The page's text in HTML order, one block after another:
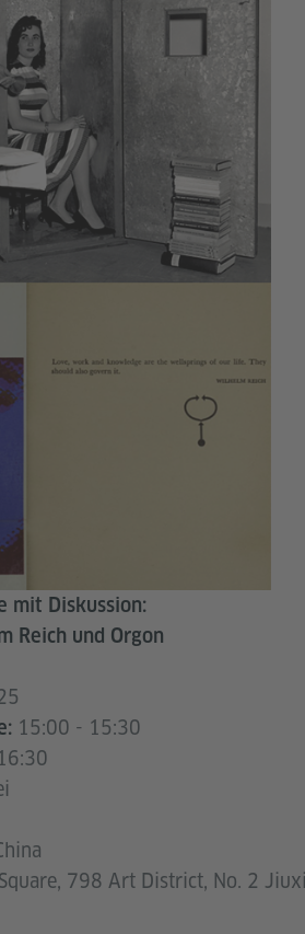
mit Diskussion:
Reich und Orgon
15:00 - 15:30
798 Art District, No. 2